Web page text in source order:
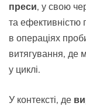
преси, у свою
та ефективністю
в операціях
витягування, де
у циклі.
У контексті, де